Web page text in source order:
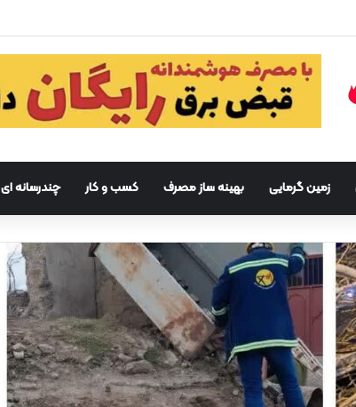
زمین گرمایی بهینه ساز مصرف کسب و کار چندرسانه ای